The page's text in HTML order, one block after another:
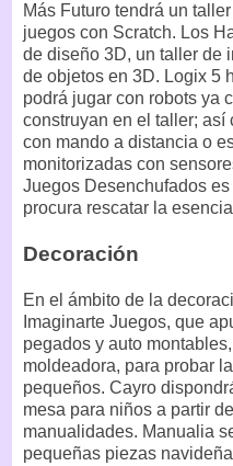
Más Futuro tendrá un
juegos con Scratch. Los
de diseño 3D, un taller de
de objetos en 3D. Logix 5
podrá jugar con robots ya
construyan en el taller; así
con mando a distancia o
monitorizadas con
Juegos Desenchufados
procura rescatar la
Decoración
En el ámbito de la
Imaginarte Juegos, que
pegados y auto
moldeadora, para probar
pequeños. Cayro
mesa para niños a partir
manualidades. Manualia
pequeñas piezas